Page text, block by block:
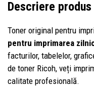
Descriere produs
Toner original pentru
pentru imprimarea
facturilor, tabelelor,
de toner Ricoh, veți
calitate profesională.